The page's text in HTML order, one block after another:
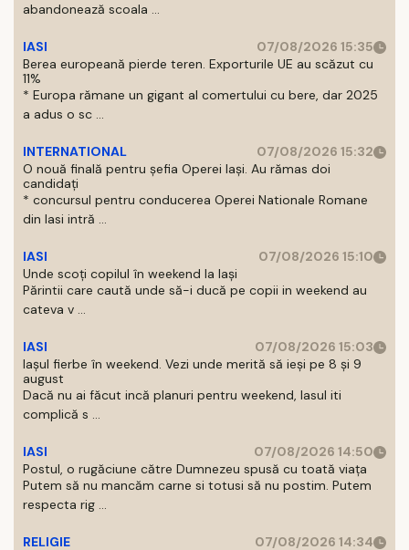
abandonează scoala ...
IASI
07/08/2026 15:35
Berea europeană pierde teren. Exporturile UE au scăzut cu
11%
* Europa rămane un gigant al comertului cu bere, dar 2025
a adus o sc ...
INTERNATIONAL
07/08/2026 15:32
O nouă finală pentru șefia Operei Iași. Au rămas doi
candidați
* concursul pentru conducerea Operei Nationale Romane
din Iasi intră ...
IASI
07/08/2026 15:10
Unde scoți copilul în weekend la Iași
Părintii care caută unde să-i ducă pe copii in weekend au
cateva v ...
IASI
07/08/2026 15:03
Iașul fierbe în weekend. Vezi unde merită să ieși pe 8 și 9
august
Dacă nu ai făcut incă planuri pentru weekend, Iasul iti
complică s ...
IASI
07/08/2026 14:50
Postul, o rugăciune către Dumnezeu spusă cu toată viața
Putem să nu mancăm carne si totusi să nu postim. Putem
respecta rig ...
RELIGIE
07/08/2026 14:34